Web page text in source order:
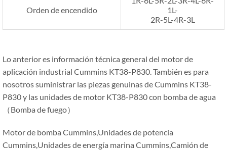
Orden de encendido
1L-
2R-5L-4R-3L
Lo anterior es información técnica general del motor de
aplicación industrial Cummins KT38-P830. También es para
nosotros suministrar las piezas genuinas de Cummins KT38-
P830 y las unidades de motor KT38-P830 con bomba de agua
（Bomba de fuego）
Motor de bomba Cummins,Unidades de potencia
Cummins,Unidades de energía marina Cummins,Camión de